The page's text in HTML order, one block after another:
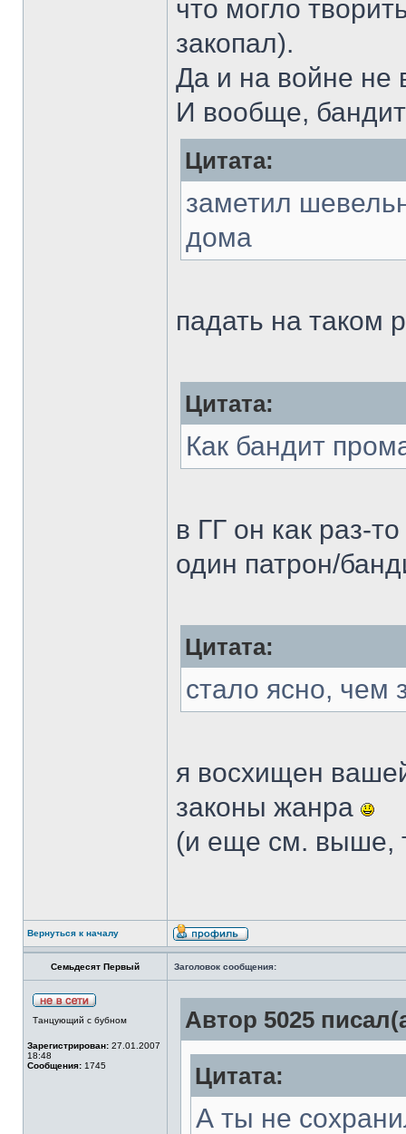
что могло
закопал).
Да и на войне не
И вообще,
Цитата:
заметил
дома
падать на таком
Цитата:
Как бандит
в ГГ он как раз-
один патрон/
Цитата:
стало ясно, чем
я восхищен
законы жанра
(и еще см. выше,
Вернуться к началу
Семьдесят Первый Заголовок сообщения:
Танцующий с бубном
Зарегистрирован: 27.01.2007
18:48
Сообщения: 1745
Автор 5025
Цитата:
А ты не